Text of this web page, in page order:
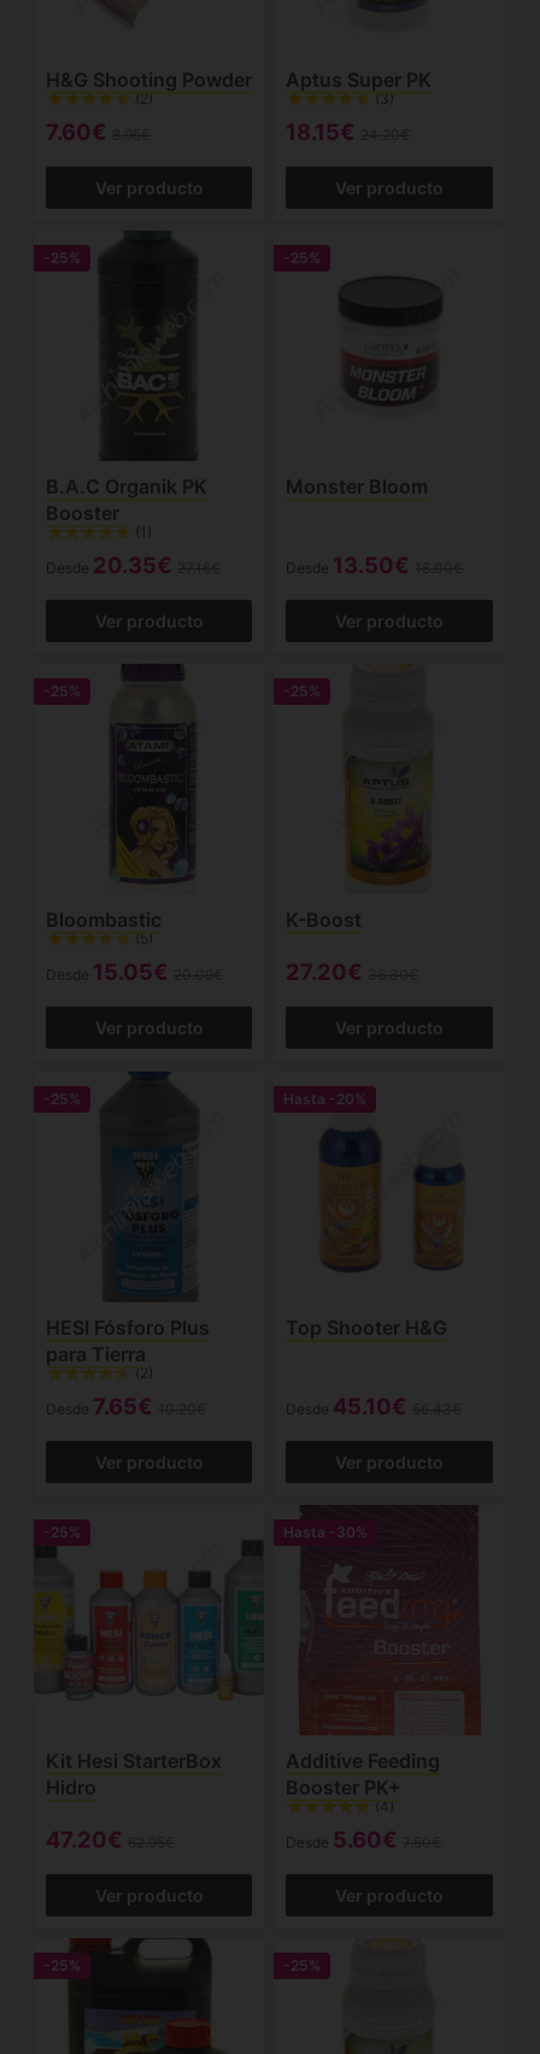
H&G Shooting Powder
(2)
7.60€
Ver producto
Aptus Super PK
(3)
18.15€
Ver producto
-25%
B.A.C Organik PK
Booster
(1)
Desde 20.35€
Ver producto
-25%
Monster Bloom
Desde 13.50€
Ver producto
-25%
Bloombastic
(5)
Desde 15.05€
Ver producto
-25%
K-Boost
27.20€
Ver producto
-25%
HESI Fósforo Plus
para Tierra
(2)
Desde 7.65€
Ver producto
Hasta -20%
Top Shooter H&G
Desde 45.10€
Ver producto
-25%
Kit Hesi StarterBox
Hidro
47.20€
Ver producto
Hasta -30%
Additive Feeding
Booster PK+
(4)
Desde 5.60€
Ver producto
-25% -25%